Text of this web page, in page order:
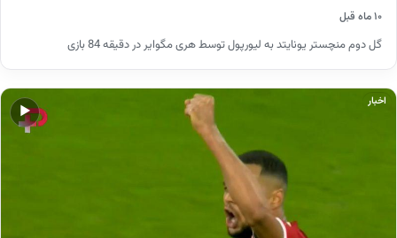
۱۰ ماه قبل
گل دوم منچستر یونایتد به لیورپول توسط هری مگوایر در دقیقه 84 بازی
▶
اخبار